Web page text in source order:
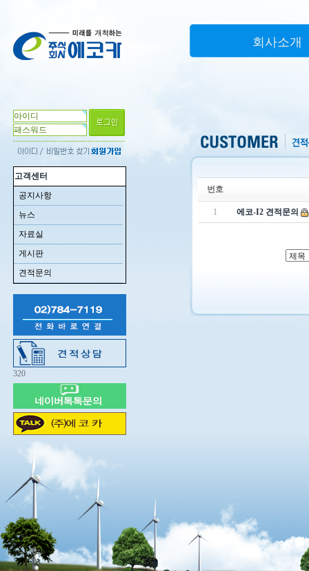
고객센터
공지사항
뉴스
자료실
게시판
견적문의
320
회사소개
번호
1 에코-I2 견적문의